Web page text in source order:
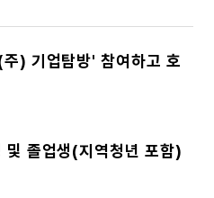
) 기업탐방' 참여하고 호
및 졸업생(지역청년 포함)